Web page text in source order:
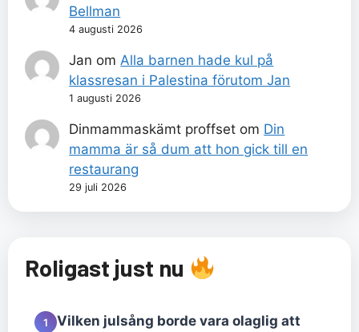
Bellman
4 augusti 2026
Jan om Alla barnen hade kul på
klassresan i Palestina förutom Jan
1 augusti 2026
Dinmammaskämt proffset om Din
mamma är så dum att hon gick till en
restaurang
29 juli 2026
Roligast just nu
1
Vilken julsång borde vara olaglig att